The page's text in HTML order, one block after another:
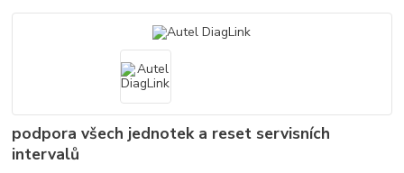
podpora všech jednotek a reset servisních
intervalů